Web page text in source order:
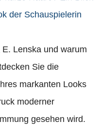
Lenska und warum
Sie die
markanten Looks
moderner
gesehen wird.